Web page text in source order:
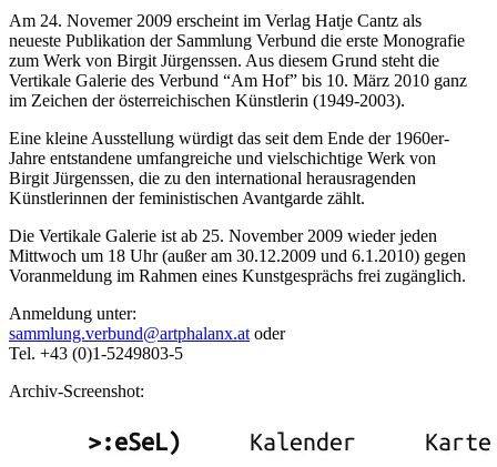
Am 24. Novemer 2009 erscheint im Verlag Hatje Cantz als
neueste Publikation der Sammlung Verbund die erste Monografie
zum Werk von Birgit Jürgenssen. Aus diesem Grund steht die
Vertikale Galerie des Verbund “Am Hof” bis 10. März 2010 ganz
im Zeichen der österreichischen Künstlerin (1949-2003).
Eine kleine Ausstellung würdigt das seit dem Ende der 1960er-
Jahre entstandene umfangreiche und vielschichtige Werk von
Birgit Jürgenssen, die zu den international herausragenden
Künstlerinnen der feministischen Avantgarde zählt.
Die Vertikale Galerie ist ab 25. November 2009 wieder jeden
Mittwoch um 18 Uhr (außer am 30.12.2009 und 6.1.2010) gegen
Voranmeldung im Rahmen eines Kunstgesprächs frei zugänglich.
Anmeldung unter:
sammlung.verbund@artphalanx.at oder
Tel. +43 (0)1-5249803-5
Archiv-Screenshot: